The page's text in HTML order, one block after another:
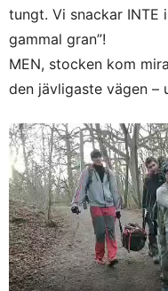
tungt. Vi snackar INTE
gammal gran”!
MEN, stocken kom
den jävligaste vägen –